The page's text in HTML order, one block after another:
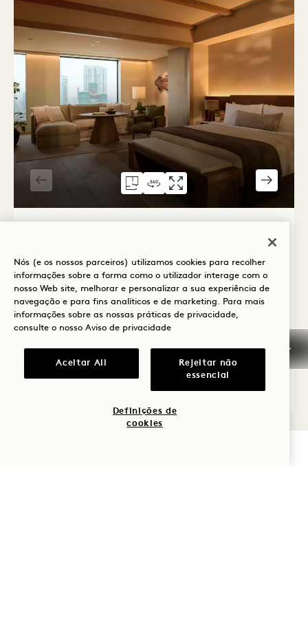
PLANTA 6072 SUITE ESTÚDIO NA
VISITA VIRTUAL 360 6072
GALERIA 6072 SUITE
Torre e baía e cidade, vistas panorâmicas
1 cama king-size
2 adultos e 1 criança
Duche e banheira separados
Panoramic Tower Studio Suite
Nós (e os nossos parceiros) utilizamos cookies para recolher
informações sobre a forma como o utilizador interage com o
nosso Web site, melhorar e personalizar a sua experiência de
navegação e para fins analíticos e de marketing. Para mais
informações sobre as nossas práticas de privacidade,
consulte o nosso Aviso de privacidade
Aceitar All
Rejeitar não
essencial
Definições de
cookies